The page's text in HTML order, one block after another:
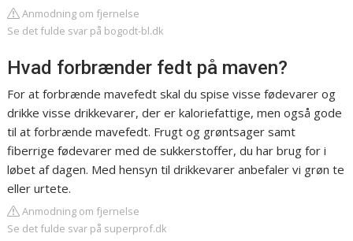
Anmodning om fjernelse
Se det fulde svar på bogodt-bl.dk
Hvad forbrænder fedt på maven?
For at forbrænde mavefedt skal du spise visse fødevarer og
drikke visse drikkevarer, der er kaloriefattige, men også gode
til at forbrænde mavefedt. Frugt og grøntsager samt
fiberrige fødevarer med de sukkerstoffer, du har brug for i
løbet af dagen. Med hensyn til drikkevarer anbefaler vi grøn te
eller urtete.
Anmodning om fjernelse
Se det fulde svar på superprof.dk